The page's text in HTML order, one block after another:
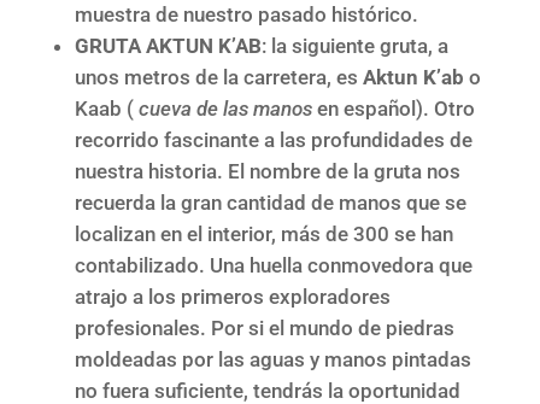
muestra de nuestro pasado histórico.
GRUTA AKTUN K’AB: la siguiente gruta, a
unos metros de la carretera, es Aktun K’ab o
Kaab ( cueva de las manos en español). Otro
recorrido fascinante a las profundidades de
nuestra historia. El nombre de la gruta nos
recuerda la gran cantidad de manos que se
localizan en el interior, más de 300 se han
contabilizado. Una huella conmovedora que
atrajo a los primeros exploradores
profesionales. Por si el mundo de piedras
moldeadas por las aguas y manos pintadas
no fuera suficiente, tendrás la oportunidad